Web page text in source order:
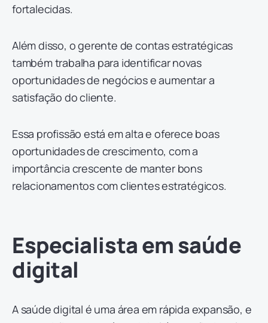
fortalecidas.
Além disso, o gerente de contas estratégicas
também trabalha para identificar novas
oportunidades de negócios e aumentar a
satisfação do cliente.
Essa profissão está em alta e oferece boas
oportunidades de crescimento, com a
importância crescente de manter bons
relacionamentos com clientes estratégicos.
Especialista em saúde
digital
A saúde digital é uma área em rápida expansão, e